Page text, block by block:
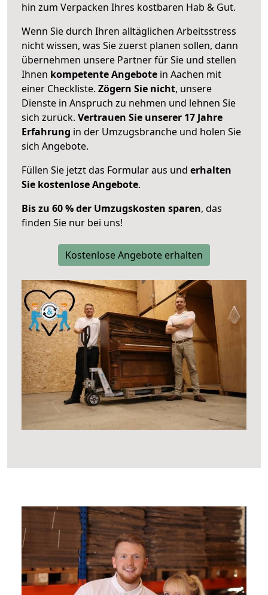
hin zum Verpacken Ihres kostbaren Hab & Gut.
Wenn Sie durch Ihren alltäglichen Arbeitsstress
nicht wissen, was Sie zuerst planen sollen, dann
übernehmen unsere Partner für Sie und stellen
Ihnen kompetente Angebote in Aachen mit
einer Checkliste. Zögern Sie nicht, unsere
Dienste in Anspruch zu nehmen und lehnen Sie
sich zurück. Vertrauen Sie unserer 17 Jahre
Erfahrung in der Umzugsbranche und holen Sie
sich Angebote.
Füllen Sie jetzt das Formular aus und erhalten
Sie kostenlose Angebote.
Bis zu 60 % der Umzugskosten sparen, das
finden Sie nur bei uns!
Kostenlose Angebote erhalten